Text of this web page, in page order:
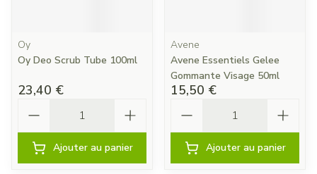
Oy
Oy Deo Scrub Tube 100ml
23,40 €
Ajouter au panier
Avene
Avene Essentiels Gelee
Gommante Visage 50ml
15,50 €
Ajouter au panier